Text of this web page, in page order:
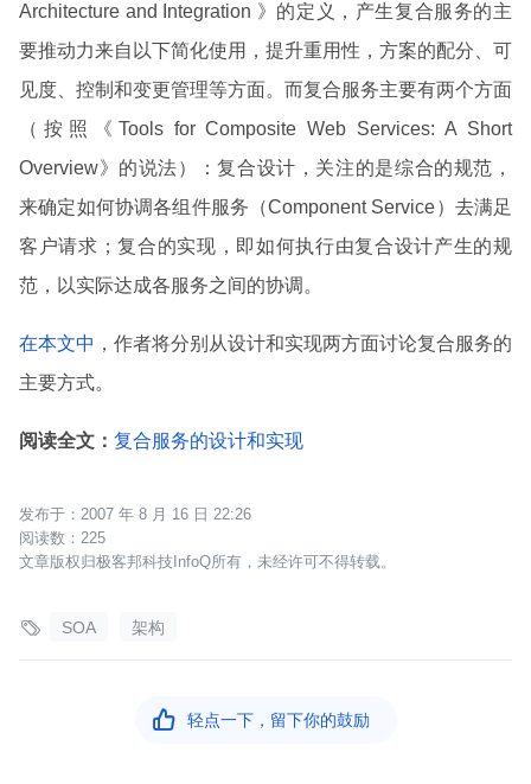
Architecture and Integration 》的定义，产生复合服务的主
要推动力来自以下简化使用，提升重用性，方案的配分、可
见度、控制和变更管理等方面。而复合服务主要有两个方面
（按照《Tools for Composite Web Services: A Short
Overview》的说法）：复合设计，关注的是综合的规范，
来确定如何协调各组件服务（Component Service）去满足
客户请求；复合的实现，即如何执行由复合设计产生的规
范，以实际达成各服务之间的协调。
在本文中 ，作者将分别从设计和实现两方面讨论复合服务的
主要方式。
阅读全文： 复合服务的设计和实现
2007 年 8 月 16 日 22:26
225
文章版权归极客邦科技InfoQ所有，未经许可不得转载。
 SOA 架构
 轻点一下，留下你的鼓励